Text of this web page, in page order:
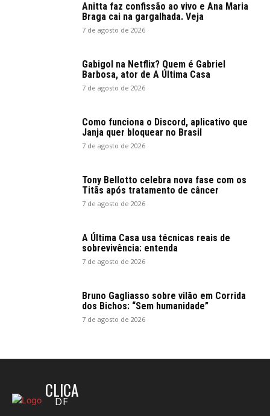
Anitta faz confissão ao vivo e Ana Maria
Braga cai na gargalhada. Veja
7 de agosto de 2026
Gabigol na Netflix? Quem é Gabriel
Barbosa, ator de A Última Casa
7 de agosto de 2026
Como funciona o Discord, aplicativo que
Janja quer bloquear no Brasil
7 de agosto de 2026
Tony Bellotto celebra nova fase com os
Titãs após tratamento de câncer
7 de agosto de 2026
A Última Casa usa técnicas reais de
sobrevivência: entenda
7 de agosto de 2026
Bruno Gagliasso sobre vilão em Corrida
dos Bichos: “Sem humanidade”
7 de agosto de 2026
CLICA
DF